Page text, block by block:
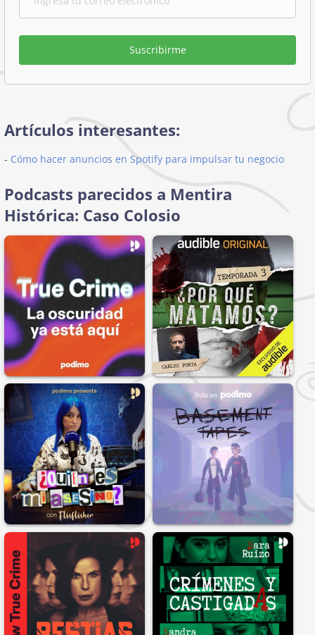
Suscribirme
Artículos interesantes:
- Cómo hacer anuncios en Spotify para impulsar tu negocio
Podcasts parecidos a Mentira
Histórica: Caso Colosio